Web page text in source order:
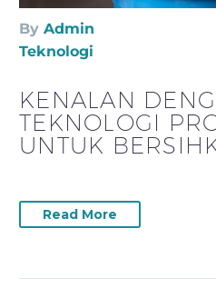
By Admin
Teknologi
KENALAN
TEKNOLOGI
UNTUK
Read More